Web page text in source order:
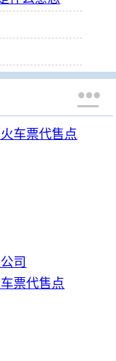

车票代售点
司
票代售点